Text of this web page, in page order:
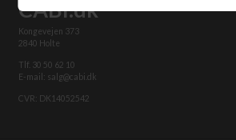
CABI.dk
Kongevejen 373
2840 Holte
Tlf. 30 50 62 10
E-mail: salg@cabi.dk
CVR: DK14052542